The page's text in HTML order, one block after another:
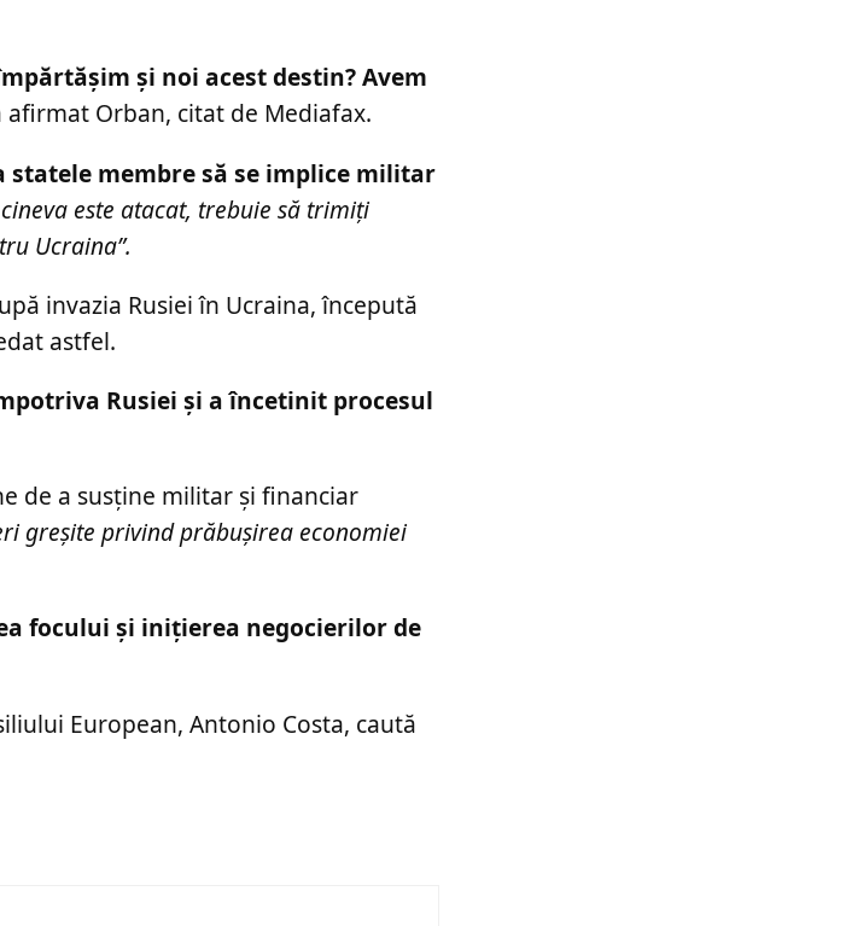
și noi acest destin? Avem
afirmat Orban, citat de Mediafax.
membre să se implice militar
este atacat, trebuie să trimiți
Ucraina”.
invazia Rusiei în Ucraina, începută
astfel.
Rusiei și a încetinit procesul
de a susține militar și financiar
greșite privind prăbușirea economiei
focului și inițierea negocierilor de
European, Antonio Costa, caută